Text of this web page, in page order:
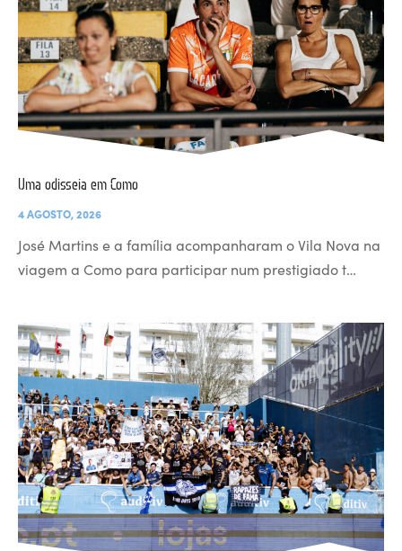
Uma odisseia em Como
4 AGOSTO, 2026
José Martins e a família acompanharam o Vila Nova na
viagem a Como para participar num prestigiado t…